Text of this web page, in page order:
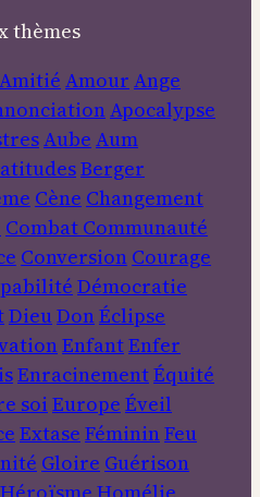
thèmes
Amitié Amour Ange
Apocalypse
Aube Aum
Berger
Cène Changement
Combat Communauté
Conversion Courage
Démocratie
DieuDonÉclipse
EnfantEnfer
EnracinementÉquité
soi Europe Éveil
Extase FémininFeu
Gloire Guérison